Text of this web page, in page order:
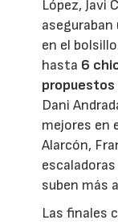
López, Javi
aseguraban
en el
hasta 6
propuestos
Dani
mejores en
Alarcón,
suben más
Las finales